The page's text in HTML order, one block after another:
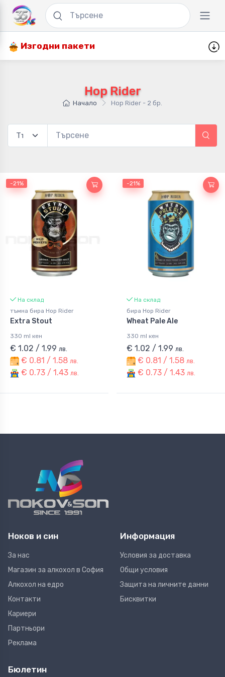
Изгодни пакети
Hop Rider
Начало Hop Rider - 2 бр.
-21%
На склад
тъмна бира Hop Rider
Extra Stout
330 ml кен
€ 1.02 / 1.99 лв.
€ 0.81 / 1.58 лв.
€ 0.73 / 1.43 лв.
-21%
На склад
бира Hop Rider
Wheat Pale Ale
330 ml кен
€ 1.02 / 1.99 лв.
€ 0.81 / 1.58 лв.
€ 0.73 / 1.43 лв.
Ноков и син
За нас
Магазин за алкохол в София
Алкохол на едро
Контакти
Кариери
Партньори
Реклама
Информация
Условия за доставка
Общи условия
Защита на личните данни
Бисквитки
Бюлетин